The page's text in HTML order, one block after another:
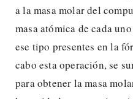
a la masa molar del
masa atómica de cada
ese tipo presentes en la
cabo esta operación, se
para obtener la masa